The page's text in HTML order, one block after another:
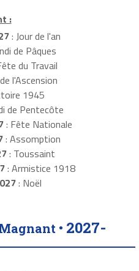
:
: Jour de l'an
de Pâques
du Travail
l'Ascension
1945
de Pentecôte
: Fête Nationale
: Assomption
: Toussaint
: Armistice 1918
: Noël
• 2027-